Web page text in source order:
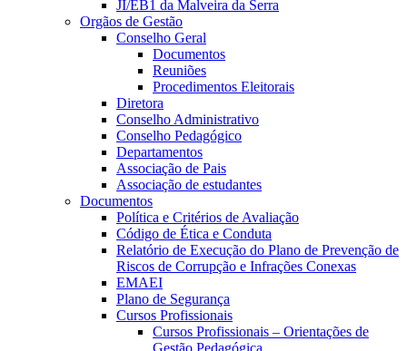
JI/EB1 da Malveira da Serra
Orgãos de Gestão
Conselho Geral
Documentos
Reuniões
Procedimentos Eleitorais
Diretora
Conselho Administrativo
Conselho Pedagógico
Departamentos
Associação de Pais
Associação de estudantes
Documentos
Política e Critérios de Avaliação
Código de Ética e Conduta
Relatório de Execução do Plano de Prevenção de
Riscos de Corrupção e Infrações Conexas
EMAEI
Plano de Segurança
Cursos Profissionais
Cursos Profissionais – Orientações de